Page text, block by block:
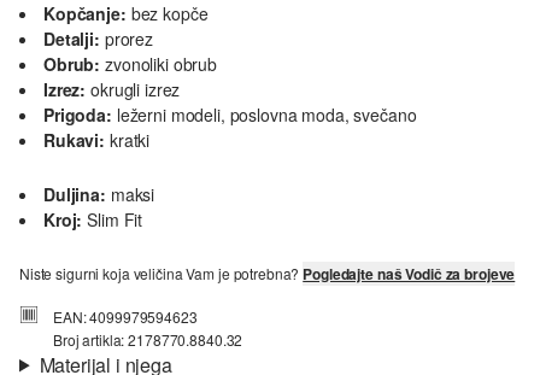
Kopčanje: bez kopče
Detalji: prorez
Obrub: zvonoliki obrub
Izrez: okrugli izrez
Prigoda: ležerni modeli, poslovna moda, svečano
Rukavi: kratki
Duljina: maksi
Kroj: Slim Fit
Niste sigurni koja veličina Vam je potrebna? Pogledajte naš Vodič za brojeve
EAN: 4099979594623
Broj artikla: 2178770.8840.32
Materijal i njega